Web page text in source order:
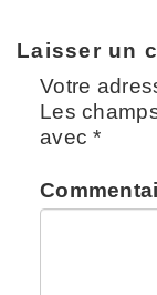
Laisser un
Votre
Les
avec*